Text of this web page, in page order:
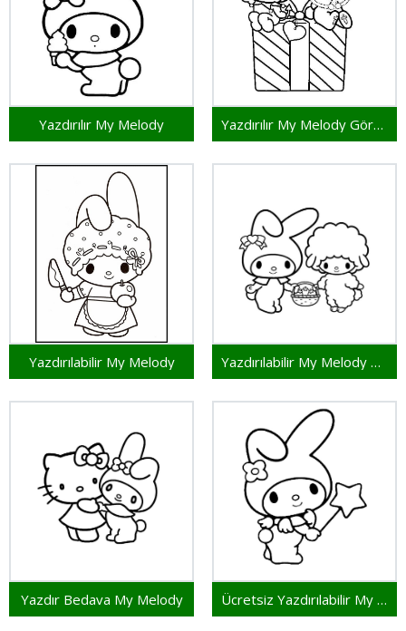
Yazdırılır My Melody Yazdırılır My Melody Görseli
Yazdırılabilir My Melody Yazdırılabilir My Melody Resmi
Yazdır Bedava My Melody Ücretsiz Yazdırılabilir My Melody